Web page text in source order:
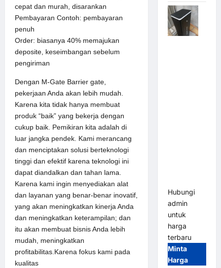
cepat dan murah, disarankan
Pembayaran Contoh: pembayaran
penuh
Order: biasanya 40% memajukan
deposite, keseimbangan sebelum
pengiriman
Dengan M-Gate Barrier gate,
pekerjaan Anda akan lebih mudah.
Karena kita tidak hanya membuat
produk “baik” yang bekerja dengan
cukup baik. Pemikiran kita adalah di
luar jangka pendek. Kami merancang
dan menciptakan solusi berteknologi
tinggi dan efektif karena teknologi ini
dapat diandalkan dan tahan lama.
Karena kami ingin menyediakan alat
dan layanan yang benar-benar inovatif,
yang akan meningkatkan kinerja Anda
dan meningkatkan keterampilan; dan
itu akan membuat bisnis Anda lebih
mudah, meningkatkan
profitabilitas.Karena fokus kami pada
kualitas
Hubungi
admin
untuk
harga
terbaru
Minta
Harga